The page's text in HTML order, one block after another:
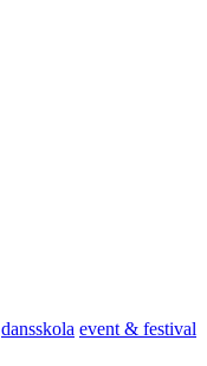
dansskola event & festival